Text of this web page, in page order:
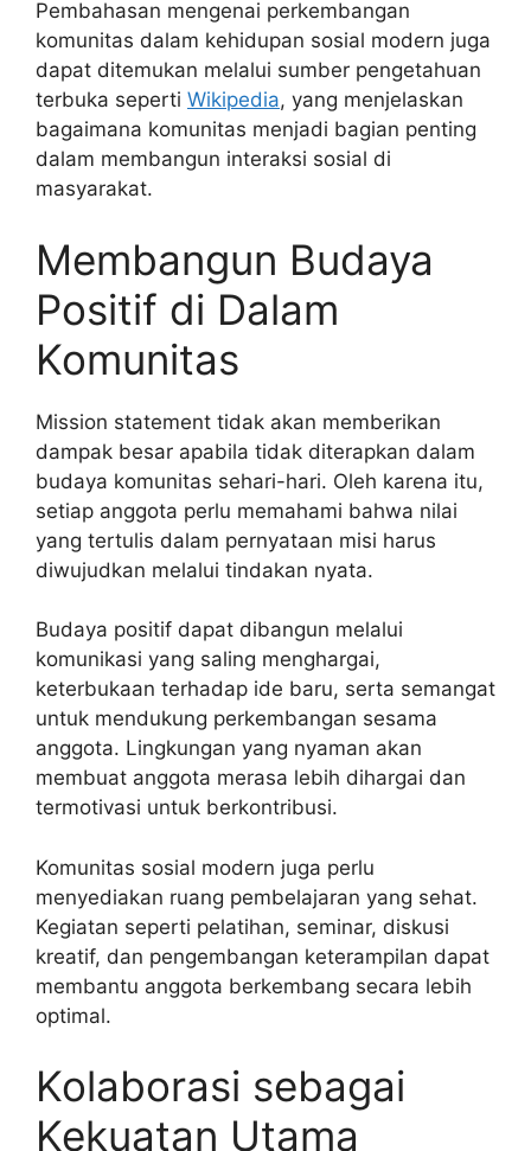
Pembahasan mengenai perkembangan
komunitas dalam kehidupan sosial modern juga
dapat ditemukan melalui sumber pengetahuan
terbuka seperti Wikipedia, yang menjelaskan
bagaimana komunitas menjadi bagian penting
dalam membangun interaksi sosial di
masyarakat.
Membangun Budaya
Positif di Dalam
Komunitas
Mission statement tidak akan memberikan
dampak besar apabila tidak diterapkan dalam
budaya komunitas sehari-hari. Oleh karena itu,
setiap anggota perlu memahami bahwa nilai
yang tertulis dalam pernyataan misi harus
diwujudkan melalui tindakan nyata.
Budaya positif dapat dibangun melalui
komunikasi yang saling menghargai,
keterbukaan terhadap ide baru, serta semangat
untuk mendukung perkembangan sesama
anggota. Lingkungan yang nyaman akan
membuat anggota merasa lebih dihargai dan
termotivasi untuk berkontribusi.
Komunitas sosial modern juga perlu
menyediakan ruang pembelajaran yang sehat.
Kegiatan seperti pelatihan, seminar, diskusi
kreatif, dan pengembangan keterampilan dapat
membantu anggota berkembang secara lebih
optimal.
Kolaborasi sebagai
Kekuatan Utama